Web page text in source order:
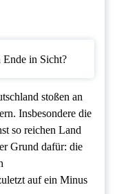
stoßen an
Insbesondere die
so reichen Land
Grund dafür: die
auf ein Minus